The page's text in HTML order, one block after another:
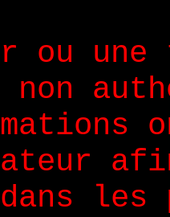
ou
non
dans